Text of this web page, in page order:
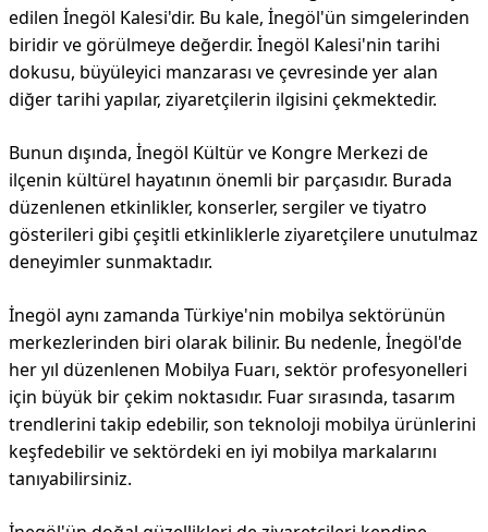
edilen İnegöl Kalesi'dir. Bu kale, İnegöl'ün simgelerinden
biridir ve görülmeye değerdir. İnegöl Kalesi'nin tarihi
dokusu, büyüleyici manzarası ve çevresinde yer alan
diğer tarihi yapılar, ziyaretçilerin ilgisini çekmektedir.
Bunun dışında, İnegöl Kültür ve Kongre Merkezi de
ilçenin kültürel hayatının önemli bir parçasıdır. Burada
düzenlenen etkinlikler, konserler, sergiler ve tiyatro
gösterileri gibi çeşitli etkinliklerle ziyaretçilere unutulmaz
deneyimler sunmaktadır.
İnegöl aynı zamanda Türkiye'nin mobilya sektörünün
merkezlerinden biri olarak bilinir. Bu nedenle, İnegöl'de
her yıl düzenlenen Mobilya Fuarı, sektör profesyonelleri
için büyük bir çekim noktasıdır. Fuar sırasında, tasarım
trendlerini takip edebilir, son teknoloji mobilya ürünlerini
keşfedebilir ve sektördeki en iyi mobilya markalarını
tanıyabilirsiniz.